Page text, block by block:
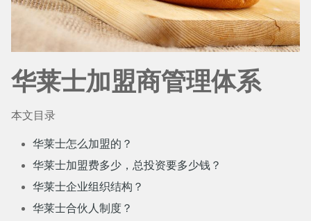
华莱士加盟商管理体系
本文目录
华莱士怎么加盟的？
华莱士加盟费多少，总投资要多少钱？
华莱士企业组织结构？
华莱士合伙人制度？